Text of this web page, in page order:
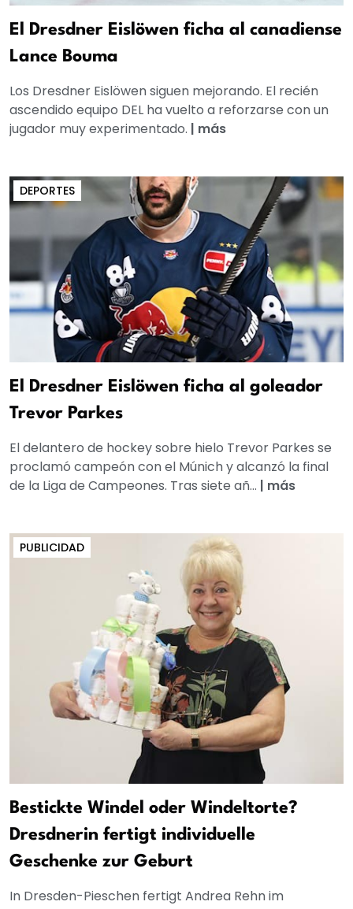
El Dresdner Eislöwen ficha al canadiense
Lance Bouma
Los Dresdner Eislöwen siguen mejorando. El recién
ascendido equipo DEL ha vuelto a reforzarse con un
jugador muy experimentado. | más
DEPORTES
El Dresdner Eislöwen ficha al goleador
Trevor Parkes
El delantero de hockey sobre hielo Trevor Parkes se
proclamó campeón con el Múnich y alcanzó la final
de la Liga de Campeones. Tras siete añ... | más
PUBLICIDAD
Bestickte Windel oder Windeltorte?
Dresdnerin fertigt individuelle
Geschenke zur Geburt
In Dresden-Pieschen fertigt Andrea Rehn im